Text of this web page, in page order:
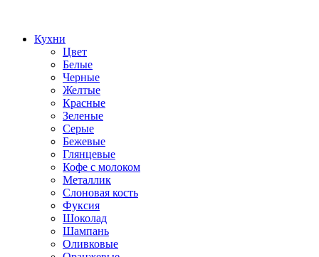
Кухни
Цвет
Белые
Черные
Желтые
Красные
Зеленые
Серые
Бежевые
Глянцевые
Кофе с молоком
Металлик
Слоновая кость
Фуксия
Шоколад
Шампань
Оливковые